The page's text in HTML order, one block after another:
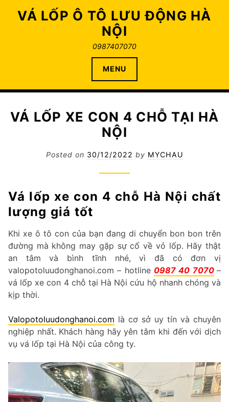
VÁ LỐP Ô TÔ LƯU ĐỘNG HÀ
NỘI
0987407070
MENU
VÁ LỐP XE CON 4 CHỖ TẠI HÀ
NỘI
Posted on 30/12/2022 by MYCHAU
Vá lốp xe con 4 chỗ Hà Nội chất
lượng giá tốt
Khi xe ô tô con của bạn đang di chuyển bon bon trên
đường mà không may gặp sự cố về vỏ lốp. Hãy thật
an tâm và bình tĩnh nhé, vì đã có đơn vị
valopotoluudonghanoi.com – hotline 0987 40 7070 –
vá lốp xe con 4 chỗ tại Hà Nội cứu hộ nhanh chóng và
kịp thời.
Valopotoluudonghanoi.com là cơ sở uy tín và chuyên
nghiệp nhất. Khách hàng hãy yên tâm khi đến với dịch
vụ vá lốp tại Hà Nội của công ty.